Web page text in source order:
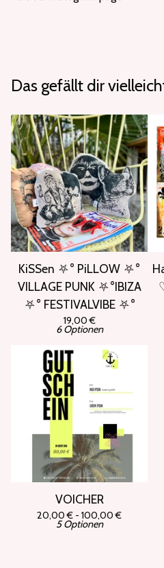
Das gefällt dir
KiSSen ⛧° PiLLOW ⛧°
VILLAGE PUNK ⛧°IBIZA
⛧° FESTIVALVIBE ⛧°
19,00€
6 Optionen
VOICHER
20,00€ - 100,00€
5 Optionen